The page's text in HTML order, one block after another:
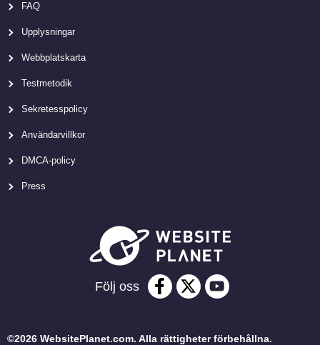
FAQ
Upplysningar
Webbplatskarta
Testmetodik
Sekretesspolicy
Användarvillkor
DMCA-policy
Press
Följ oss
©2026 WebsitePlanet.com. Alla rättigheter förbehållna.